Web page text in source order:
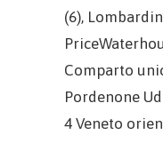
(6),
Comparto
Pordenone
4 Veneto